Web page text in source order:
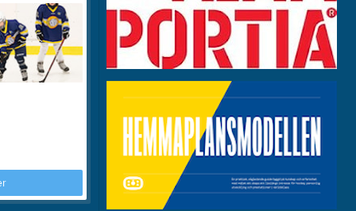
Om klubben
Länkar
Dokument